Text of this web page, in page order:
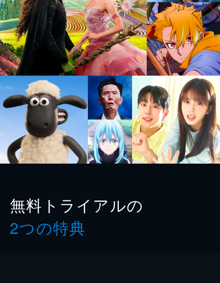
無料トライアルの
2つの特典